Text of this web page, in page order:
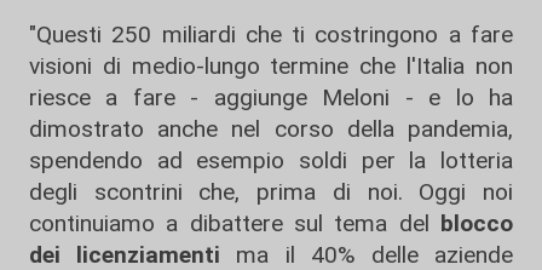
"Questi 250 miliardi che ti costringono a fare
visioni di medio-lungo termine che l'Italia non
riesce a fare - aggiunge Meloni - e lo ha
dimostrato anche nel corso della pandemia,
spendendo ad esempio soldi per la lotteria
degli scontrini che, prima di noi. Oggi noi
continuiamo a dibattere sul tema del blocco
dei licenziamenti ma il 40% delle aziende